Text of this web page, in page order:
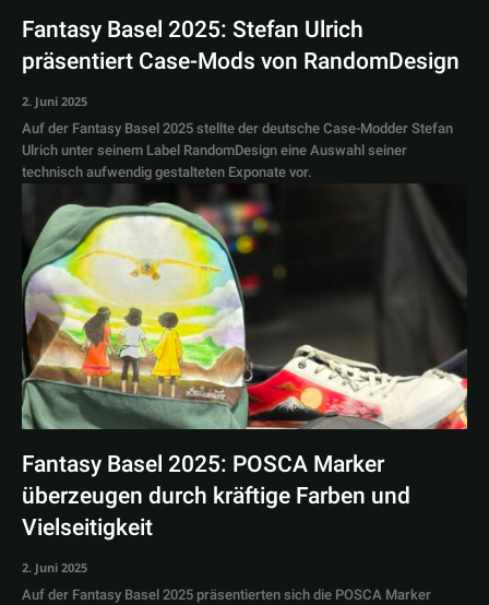
Fantasy Basel 2025: Stefan Ulrich
präsentiert Case-Mods von RandomDesign
2. Juni 2025
Auf der Fantasy Basel 2025 stellte der deutsche Case-Modder Stefan
Ulrich unter seinem Label RandomDesign eine Auswahl seiner
technisch aufwendig gestalteten Exponate vor.
Fantasy Basel 2025: POSCA Marker
überzeugen durch kräftige Farben und
Vielseitigkeit
2. Juni 2025
Auf der Fantasy Basel 2025 präsentierten sich die POSCA Marker